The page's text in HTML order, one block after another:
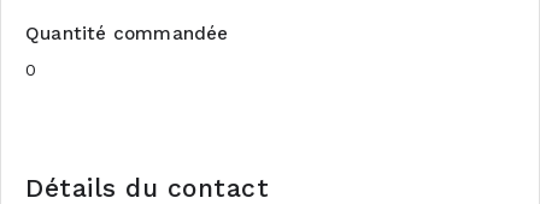
Quantité commandée
Détails du contact